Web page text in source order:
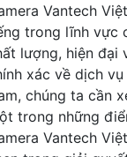
Vantech
trong lĩnh vực
lượng, hiện đại
xác về dịch
chúng ta cần
trong những
Vantech